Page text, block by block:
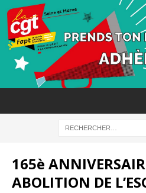
165è
ABOLITION DE